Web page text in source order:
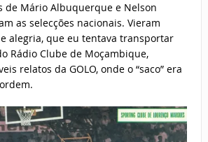
de Mário Albuquerque e Nelson
as selecções nacionais. Vieram
alegria, que eu tentava transportar
Rádio Clube de Moçambique,
relatos da GOLO, onde o “saco” era